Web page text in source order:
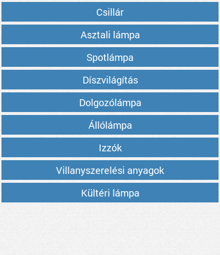
Csillár
Asztali lámpa
Spotlámpa
Díszvilágítás
Dolgozólámpa
Állólámpa
Izzók
Villanyszerelési anyagok
Kültéri lámpa